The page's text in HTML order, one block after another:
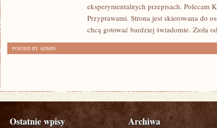
HISTORIA
eksperymentalnych przepisach. Polecam
Przyprawami. Strona jest skierowana do
chcą gotować bardziej świadomie. Zioła
POSTED BY ADMIN
Ostatnie wpisy Archiwa